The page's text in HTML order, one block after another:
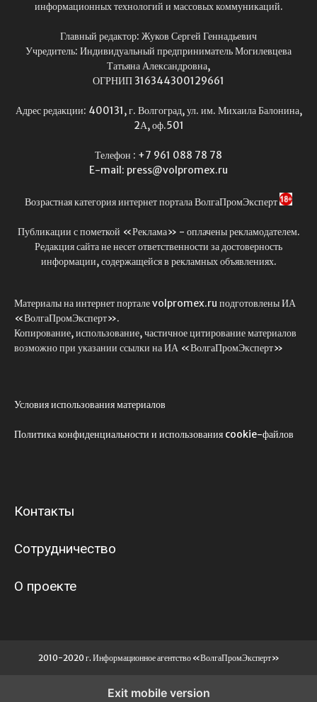
информационных технологий и массовых коммуникаций.
Главный редактор: Жуков Сергей Геннадьевич
Учредитель: Индивидуальный предприниматель Могилевцева
Татьяна Александровна,
ОГРНИП 316344300129661
Адрес редакции: 400131, г. Волгоград, ул. им. Михаила Балонина,
2А, оф.501
Телефон : +7 961 088 78 78
E-mail: press@volpromex.ru
Возрастная категория интернет портала ВолгаПромЭксперт
Публикации с пометкой «Реклама» - оплачены рекламодателем.
Редакция сайта не несет ответственности за достоверность
информации, содержащейся в рекламных объявлениях.
Материалы на интернет портале volpromex.ru подготовлены ИА
«ВолгаПромЭксперт».
Копирование, использование, частичное цитирование материалов
возможно при указании ссылки на ИА «ВолгаПромЭксперт»
Условия использования материалов
Политика конфиденциальности и использования cookie-файлов
Контакты
Сотрудничество
О проекте
2010-2020 г. Информационное агентство «ВолгаПромЭксперт»
Exit mobile version